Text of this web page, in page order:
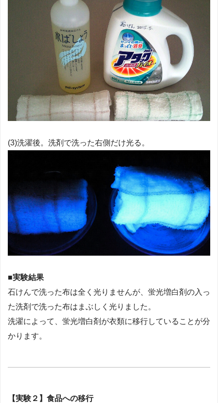
(3)洗濯後。洗剤で洗った右側だけ光る。
■実験結果
石けんで洗った布は全く光りませんが、蛍光増白剤の入っ
た洗剤で洗った布はまぶしく光りました。
洗濯によって、蛍光増白剤が衣類に移行していることが分
かります。
【実験２】食品への移行